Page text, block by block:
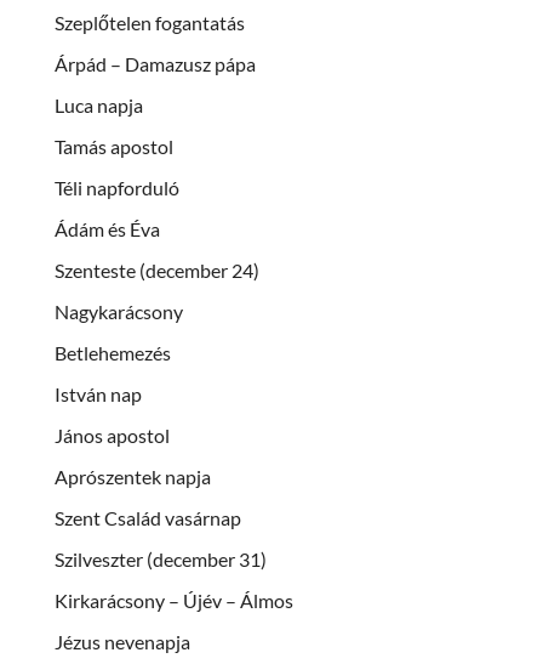
Szeplőtelen fogantatás
Árpád – Damazusz pápa
Luca napja
Tamás apostol
Téli napforduló
Ádám és Éva
Szenteste (december 24)
Nagykarácsony
Betlehemezés
István nap
János apostol
Aprószentek napja
Szent Család vasárnap
Szilveszter (december 31)
Kirkarácsony – Újév – Álmos
Jézus nevenapja